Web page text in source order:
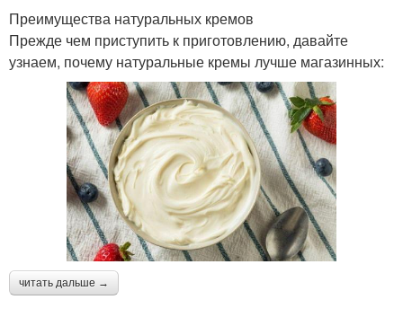
Преимущества натуральных кремов
Прежде чем приступить к приготовлению, давайте
узнаем, почему натуральные кремы лучше магазинных:
читать дальше →